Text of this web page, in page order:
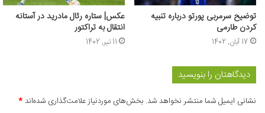
توضیح سرمربی پورتو درباره تنبیه
کردن طارمی
17 آبان, 1402
عکس| ستاره رئال مادرید در آستانه
انتقال به تراکتور
11 تیر, 1402
دیدگاهتان را بنویسید
نشانی ایمیل شما منتشر نخواهد شد. بخش‌های موردنیاز علامت‌گذاری شده‌اند*